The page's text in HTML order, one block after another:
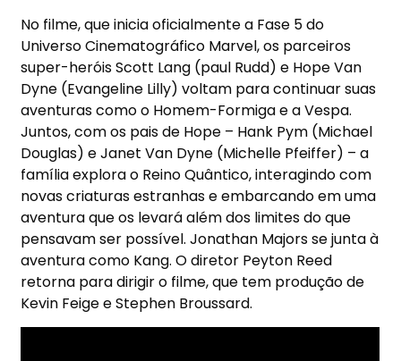
No filme, que inicia oficialmente a Fase 5 do
Universo Cinematográfico Marvel, os parceiros
super-heróis Scott Lang (paul Rudd) e Hope Van
Dyne (Evangeline Lilly) voltam para continuar suas
aventuras como o Homem-Formiga e a Vespa.
Juntos, com os pais de Hope – Hank Pym (Michael
Douglas) e Janet Van Dyne (Michelle Pfeiffer) – a
família explora o Reino Quântico, interagindo com
novas criaturas estranhas e embarcando em uma
aventura que os levará além dos limites do que
pensavam ser possível. Jonathan Majors se junta à
aventura como Kang. O diretor Peyton Reed
retorna para dirigir o filme, que tem produção de
Kevin Feige e Stephen Broussard.